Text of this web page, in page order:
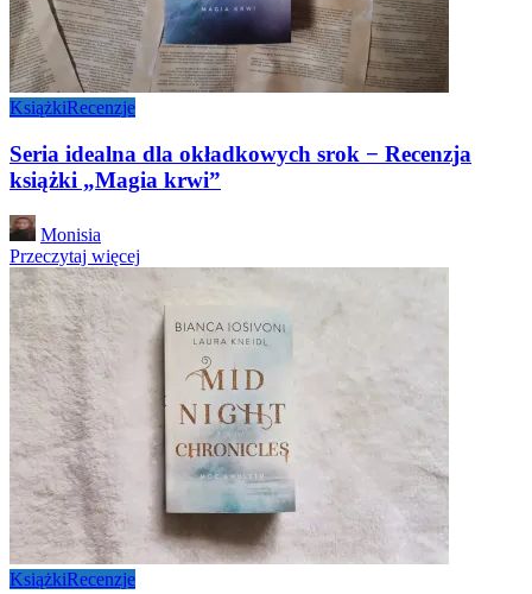
KsiążkiRecenzje
Seria idealna dla okładkowych srok − Recenzja
książki „Magia krwi”
Posted
by
Monisia
Przeczytaj więcej
KsiążkiRecenzje